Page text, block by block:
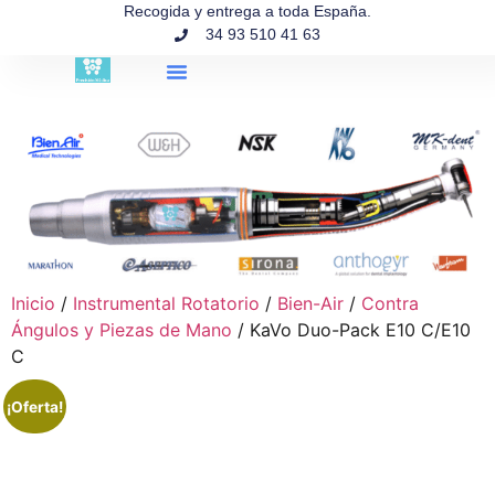
Recogida y entrega a toda España.
34 93 510 41 63
Inicio / Instrumental Rotatorio / Bien-Air / Contra
Ángulos y Piezas de Mano / KaVo Duo-Pack E10 C/E10
C
¡Oferta!